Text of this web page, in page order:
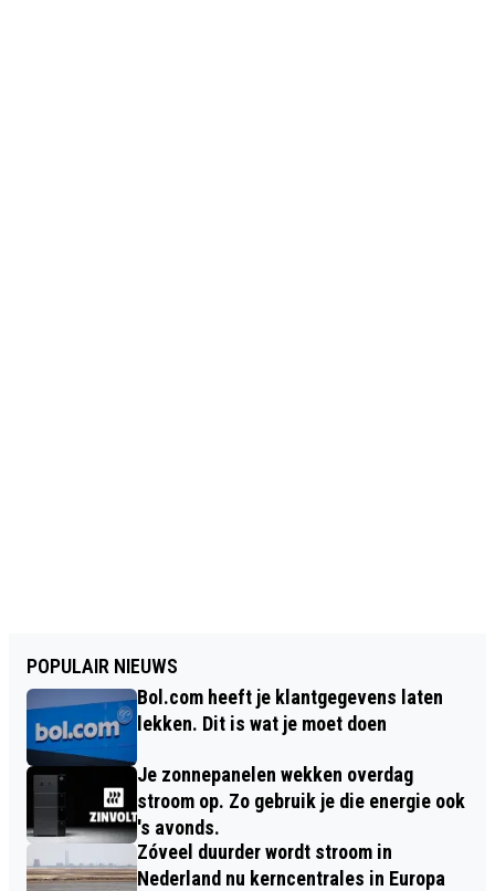
POPULAIR NIEUWS
Bol.com heeft je klantgegevens laten
lekken. Dit is wat je moet doen
Je zonnepanelen wekken overdag
stroom op. Zo gebruik je die energie ook
's avonds.
Zóveel duurder wordt stroom in
Nederland nu kerncentrales in Europa